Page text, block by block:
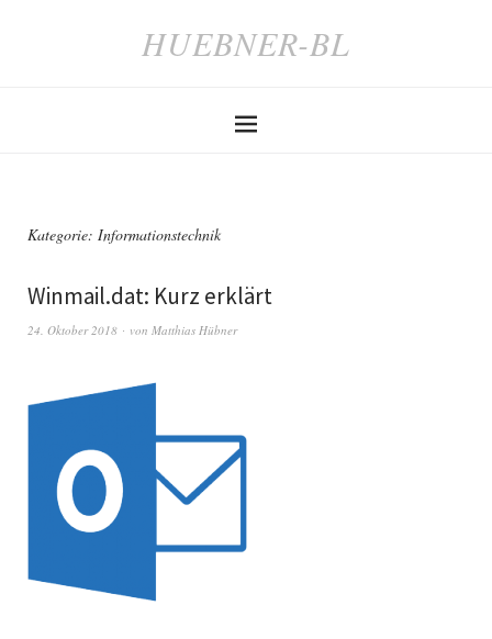
HUEBNER-BL
Kategorie: Informationstechnik
Winmail.dat: Kurz erklärt
24. Oktober 2018 von Matthias Hübner